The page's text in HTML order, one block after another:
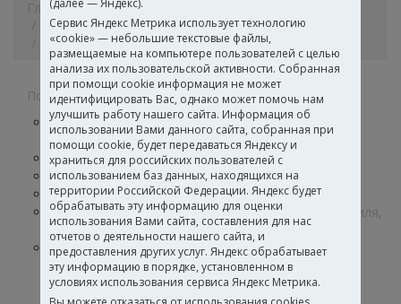
Главная Каталог
Полиуретановые дисперсии и загустители
Интерьерные и фасадные краски
homapud 102W
Полимерные дисперсии
Дисперсии для лакокрасочных материалов и
строительных составов
Дисперсии для производства бумаги и обоев
Функциональные добавки
Дисперсии для производства клеев
Дисперсии для производства стеклохолста, текстиля,
кож и нетканых материалов
Полиуретановые дисперсии и загустители
Интерьерные и фасадные краски
Покрытия для дерева
(далее — Яндекс).
Сервис Яндекс Метрика использует технологию
«cookie» — небольшие текстовые файлы,
размещаемые на компьютере пользователей с целью
анализа их пользовательской активности. Собранная
при помощи cookie информация не может
идентифицировать Вас, однако может помочь нам
улучшить работу нашего сайта. Информация об
использовании Вами данного сайта, собранная при
помощи cookie, будет передаваться Яндексу и
храниться для российских пользователей с
использованием баз данных, находящихся на
территории Российской Федерации. Яндекс будет
обрабатывать эту информацию для оценки
использования Вами сайта, составления для нас
отчетов о деятельности нашего сайта, и
предоставления других услуг. Яндекс обрабатывает
эту информацию в порядке, установленном в
условиях использования сервиса Яндекс Метрика.